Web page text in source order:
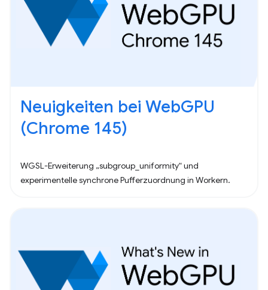
Neuigkeiten bei WebGPU
(Chrome 145)
WGSL-Erweiterung „subgroup_uniformity“ und
experimentelle synchrone Pufferzuordnung in Workern.